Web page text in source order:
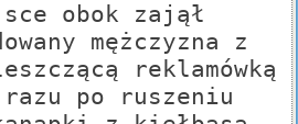
obok zajął
mężczyzna z
reklamówką
po ruszeniu